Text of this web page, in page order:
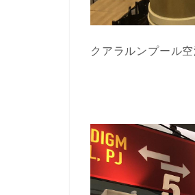
クアラルンプール